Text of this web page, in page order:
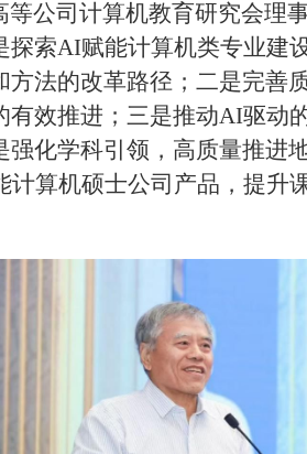
公司计算机教育研究会理
索AI赋能计算机类专业建
法的改革路径；二是完善
效推进；三是推动AI驱动
化学科引领，高质量推进
算机硕士公司产品，提升